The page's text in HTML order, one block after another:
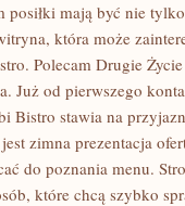
posiłki mają być nie
która może
Polecam Drugie
Już od pierwszego
Bistro stawia na
zimna prezentacja
do poznania menu.
które chcą szybko